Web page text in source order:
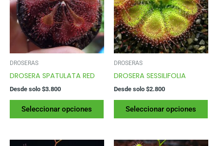
DROSERAS
DROSERA SPATULATA RED
Desde solo $3.800
Seleccionar opciones
Este
producto
DROSERAS
DROSERA SESSILIFOLIA
Desde solo $2.800
Seleccionar opciones